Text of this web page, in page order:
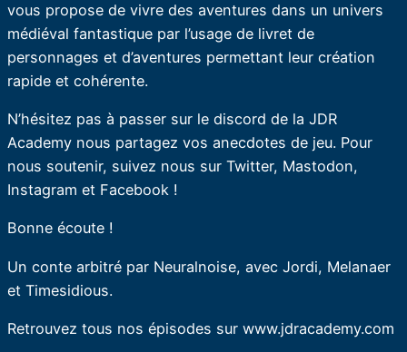
vous propose de vivre des aventures dans un univers
médiéval fantastique par l’usage de livret de
personnages et d’aventures permettant leur création
rapide et cohérente.
N’hésitez pas à passer sur le discord de la JDR
Academy nous partagez vos anecdotes de jeu. Pour
nous soutenir, suivez nous sur Twitter, Mastodon,
Instagram et Facebook !
Bonne écoute !
Un conte arbitré par Neuralnoise, avec Jordi, Melanaer
et Timesidious.
Retrouvez tous nos épisodes sur www.jdracademy.com